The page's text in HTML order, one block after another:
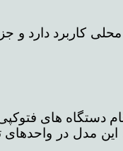
محلی کاربرد
این مدل در